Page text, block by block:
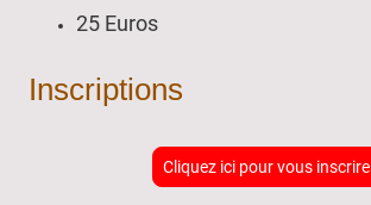
25 Euros
Inscriptions
Cliquez ici pour vous inscrire